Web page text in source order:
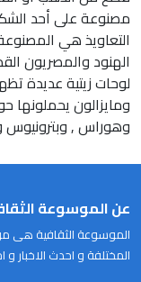
مصنوعة على أحد
التعاويذ هي
الهنود والمصريون
لوحات زيتية عديدة
ومايزالون
وهوراس , وبترونيوس
عن الموسوعة
الموسوعة الثقافية هى
المختلفة و احدث الاخبار و